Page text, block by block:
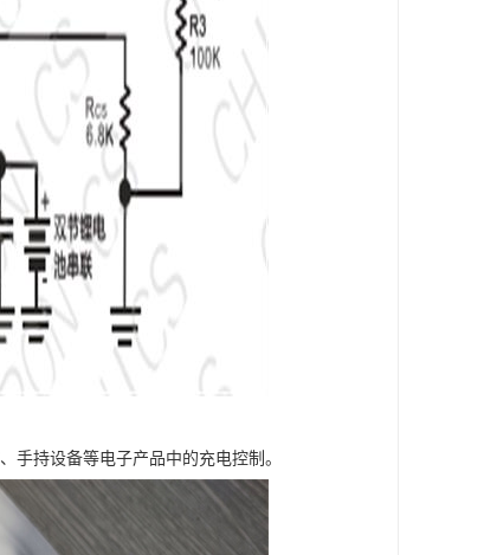
手持设备等电子产品中的充电控制。